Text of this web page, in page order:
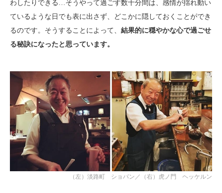
わしたりできる…そうやって過ごす数十分間は、感情が揺れ動い
ているような日でも表に出さず、どこかに隠しておくことができ
るのです。そうすることによって、 結果的に穏やかな心で過ごせ
る秘訣になったと思っています。
（左）淡路町 ショパン／（右）虎ノ門 ヘッケルン